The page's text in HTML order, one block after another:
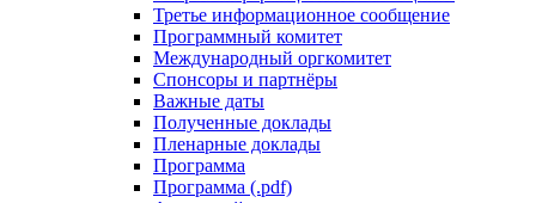
Третье информационное сообщение
Программный комитет
Международный оргкомитет
Спонсоры и партнёры
Важные даты
Полученные доклады
Пленарные доклады
Программа
Программа (.pdf)